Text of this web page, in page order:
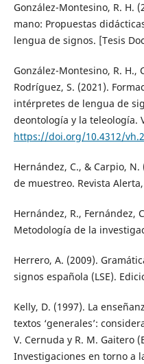
González-Montesino, R. H.
mano: Propuestas
lengua de signos. [Tesis
González-Montesino, R. H.,
Rodríguez, S. (2021).
intérpretes de lengua de
deontología y la teleología.
https://doi.org/10.4312/
Hernández, C., & Carpio,
de muestreo. Revista
Hernández, R., Fernández,
Metodología de la
Herrero, A. (2009).
signos española (LSE).
Kelly, D. (1997). La
textos ‘generales’:
V. Cernuda y R. M. Gaitero
Investigaciones en torno a